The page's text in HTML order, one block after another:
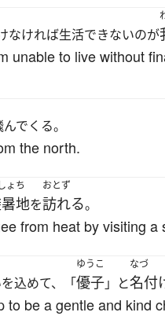
なければ生活できないのが
unable to live without
でくる。
the north.
ょち
地を
おとず
訪れる。
from heat by visiting
込めて、「
ゆうこ
優子」と
なづ
名付
be a gentle and kind